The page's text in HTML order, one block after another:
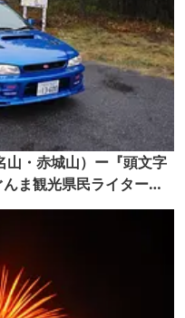
山・赤城山）ー『頭文字
ま観光県民ライター